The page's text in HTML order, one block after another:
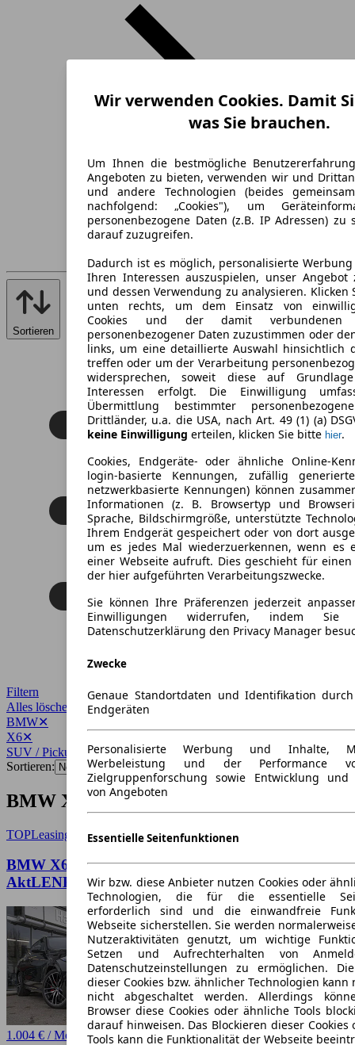
Wir verwenden Cookies. Damit
was Sie brauchen.
Um Ihnen die bestmögliche
Angeboten zu bieten, verwenden wir und
und andere Technologien (beides
nachfolgend: „Cookies"), um
personenbezogene Daten (z.B. IP Adressen) zu
darauf zuzugreifen.
Dadurch ist es möglich, personalisierte
Ihren Interessen auszuspielen, unser Angebot
und dessen Verwendung zu analysieren. Klicken
unten rechts, um dem Einsatz von
Cookies und der damit verbundenen
personenbezogener Daten zuzustimmen oder
links, um eine detaillierte Auswahl hinsichtlich
treffen oder um der Verarbeitung
widersprechen, soweit diese auf
Interessen erfolgt. Die Einwilligung
Übermittlung bestimmter
Drittländer, u.a. die USA, nach Art. 49 (1) (a)
keine Einwilligung erteilen, klicken Sie bitte hier.
Cookies, Endgeräte- oder ähnliche Online-
login-basierte Kennungen, zufällig
netzwerkbasierte Kennungen) können
Informationen (z. B. Browsertyp und
Sprache, Bildschirmgröße, unterstützte
Ihrem Endgerät gespeichert oder von dort
um es jedes Mal wiederzuerkennen, wenn es
einer Webseite aufruft. Dies geschieht für
der hier aufgeführten Verarbeitungszwecke.
Sie können Ihre Präferenzen jederzeit
Einwilligungen widerrufen, indem
Datenschutzerklärung den Privacy Manager
Zwecke
Genaue Standortdaten und Identifikation
Endgeräten
Personalisierte Werbung und Inhalte,
Werbeleistung und der Performance
Zielgruppenforschung sowie Entwicklung und
von Angeboten
Essentielle Seitenfunktionen
Wir bzw. diese Anbieter nutzen Cookies oder
Technologien, die für die essentielle
erforderlich sind und die einwandfreie
Webseite sicherstellen. Sie werden
Nutzeraktivitäten genutzt, um wichtige
Setzen und Aufrechterhalten von
Datenschutzeinstellungen zu ermöglichen.
dieser Cookies bzw. ähnlicher Technologien kann
nicht abgeschaltet werden. Allerdings
Browser diese Cookies oder ähnliche Tools
darauf hinweisen. Das Blockieren dieser
Tools kann die Funktionalität der Webseite
Sortieren
Filtern
Alles löschen
BMW✕
X6✕
SUV / Pickup
Sortieren:
BMW X6 SUV / Pickup Angebote
TOPLeasing
BMW X6 xDr 30d M-Sport Pro 22Z STANDHZ
AktLENK H/K
1.004 € / Monat